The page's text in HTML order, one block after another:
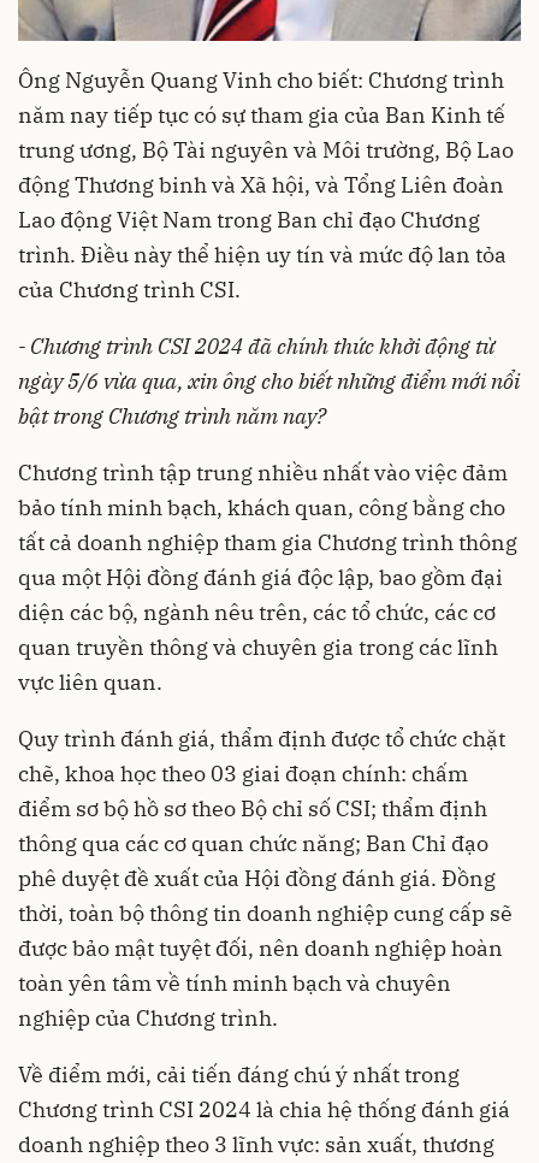
Ông Nguyễn Quang Vinh cho biết: Chương trình
năm nay tiếp tục có sự tham gia của Ban Kinh tế
trung ương, Bộ Tài nguyên và Môi trường, Bộ Lao
động Thương binh và Xã hội, và Tổng Liên đoàn
Lao động Việt Nam trong Ban chỉ đạo Chương
trình. Điều này thể hiện uy tín và mức độ lan tỏa
của Chương trình CSI.
- Chương trình CSI 2024 đã chính thức khởi động từ
ngày 5/6 vừa qua, xin ông cho biết những điểm mới nổi
bật trong Chương trình năm nay?
Chương trình tập trung nhiều nhất vào việc đảm
bảo tính minh bạch, khách quan, công bằng cho
tất cả doanh nghiệp tham gia Chương trình thông
qua một Hội đồng đánh giá độc lập, bao gồm đại
diện các bộ, ngành nêu trên, các tổ chức, các cơ
quan truyền thông và chuyên gia trong các lĩnh
vực liên quan.
Quy trình đánh giá, thẩm định được tổ chức chặt
chẽ, khoa học theo 03 giai đoạn chính: chấm
điểm sơ bộ hồ sơ theo Bộ chỉ số CSI; thẩm định
thông qua các cơ quan chức năng; Ban Chỉ đạo
phê duyệt đề xuất của Hội đồng đánh giá. Đồng
thời, toàn bộ thông tin doanh nghiệp cung cấp sẽ
được bảo mật tuyệt đối, nên doanh nghiệp hoàn
toàn yên tâm về tính minh bạch và chuyên
nghiệp của Chương trình.
Về điểm mới, cải tiến đáng chú ý nhất trong
Chương trình CSI 2024 là chia hệ thống đánh giá
doanh nghiệp theo 3 lĩnh vực: sản xuất, thương